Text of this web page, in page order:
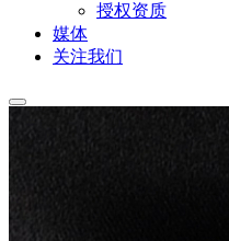
授权资质
媒体
关注我们